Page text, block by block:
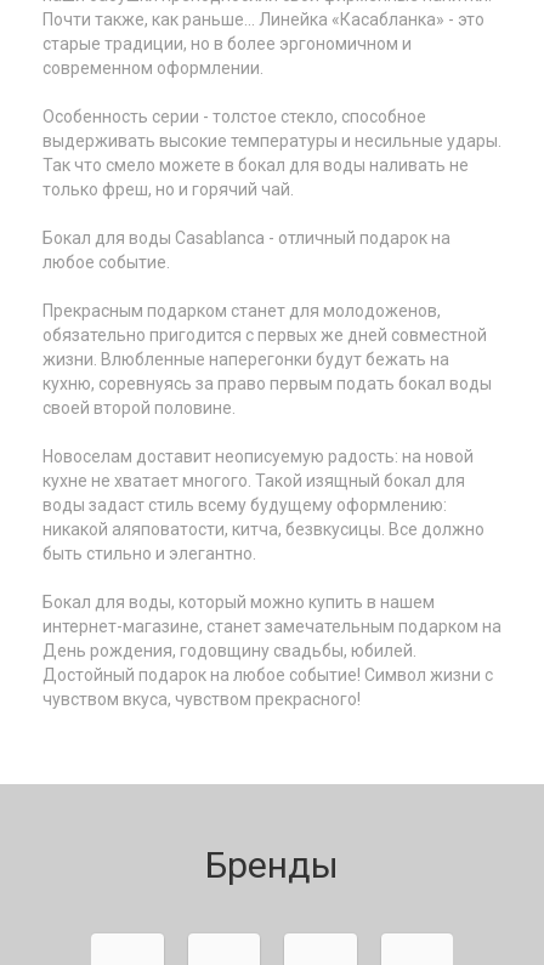
Почти также, как раньше... Линейка «Касабланка» - это
старые традиции, но в более эргономичном и
современном оформлении.
Особенность серии - толстое стекло, способное
выдерживать высокие температуры и несильные удары.
Так что смело можете в бокал для воды наливать не
только фреш, но и горячий чай.
Бокал для воды Casablanca - отличный подарок на
любое событие.
Прекрасным подарком станет для молодоженов,
обязательно пригодится с первых же дней совместной
жизни. Влюбленные наперегонки будут бежать на
кухню, соревнуясь за право первым подать бокал воды
своей второй половине.
Новоселам доставит неописуемую радость: на новой
кухне не хватает многого. Такой изящный бокал для
воды задаст стиль всему будущему оформлению:
никакой аляповатости, китча, безвкусицы. Все должно
быть стильно и элегантно.
Бокал для воды, который можно купить в нашем
интернет-магазине, станет замечательным подарком на
День рождения, годовщину свадьбы, юбилей.
Достойный подарок на любое событие! Символ жизни с
чувством вкуса, чувством прекрасного!
Бренды